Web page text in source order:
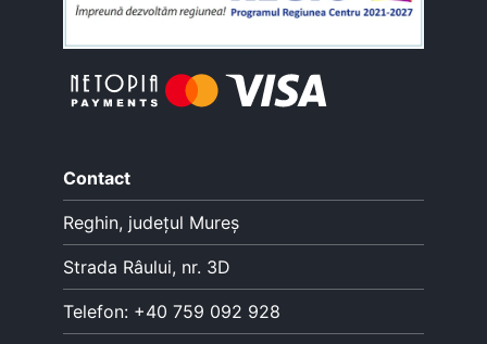
Contact
Reghin, județul Mureș
Strada Râului, nr. 3D
Telefon: +40 759 092 928